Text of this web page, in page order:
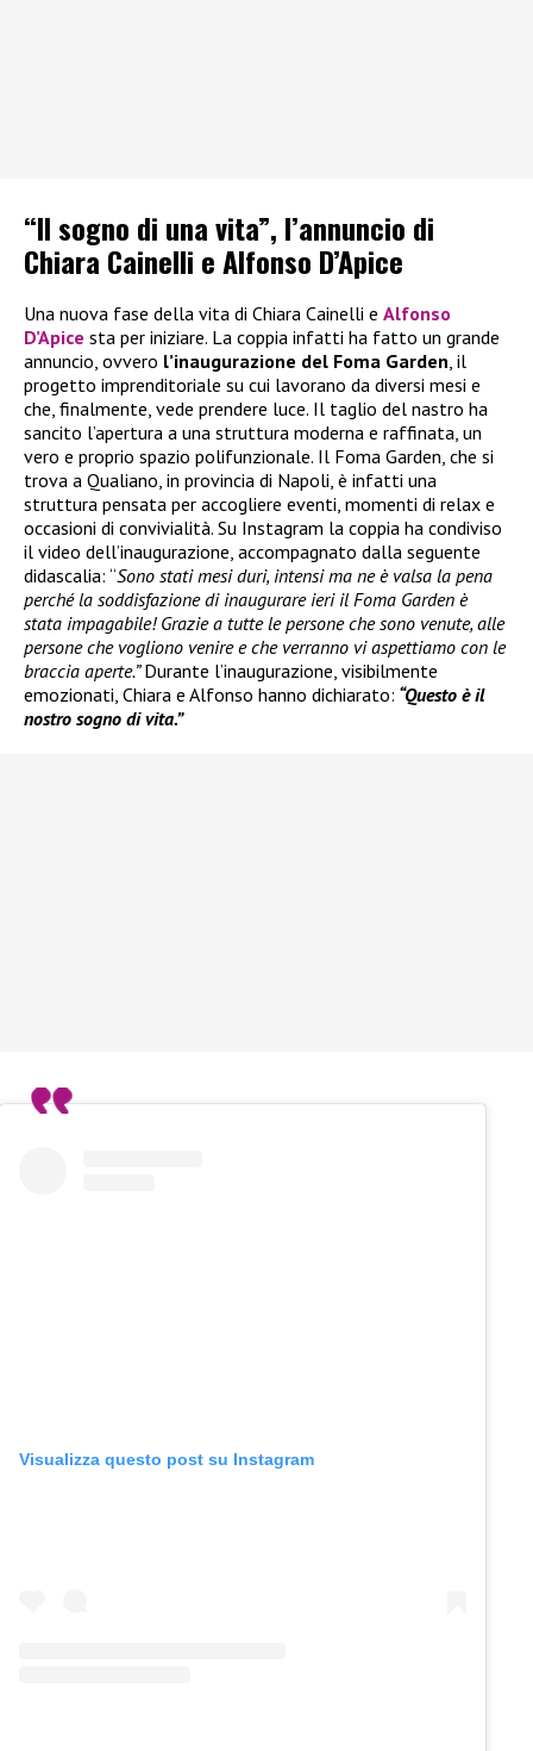
“Il sogno di una vita”, l’annuncio di
Chiara Cainelli e Alfonso D’Apice
Una nuova fase della vita di Chiara Cainelli e Alfonso
D’Apice sta per iniziare. La coppia infatti ha fatto un grande
annuncio, ovvero l’inaugurazione del Foma Garden , il
progetto imprenditoriale su cui lavorano da diversi mesi e
che, finalmente, vede prendere luce. Il taglio del nastro ha
sancito l’apertura a una struttura moderna e raffinata, un
vero e proprio spazio polifunzionale. Il Foma Garden, che si
trova a Qualiano, in provincia di Napoli, è infatti una
struttura pensata per accogliere eventi, momenti di relax e
occasioni di convivialità. Su Instagram la coppia ha condiviso
il video dell’inaugurazione, accompagnato dalla seguente
didascalia: “Sono stati mesi duri, intensi ma ne è valsa la pena
perché la soddisfazione di inaugurare ieri il Foma Garden è
stata impagabile! Grazie a tutte le persone che sono venute, alle
persone che vogliono venire e che verranno vi aspettiamo con le
braccia aperte.”Durante l’inaugurazione, visibilmente
emozionati, Chiara e Alfonso hanno dichiarato: “Questo è il
nostro sogno di vita.”
Visualizza questo post su Instagram